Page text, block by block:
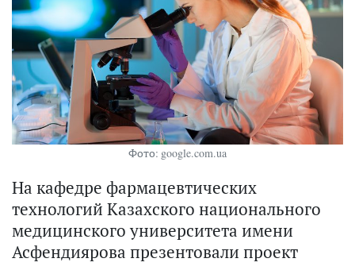
Фото: google.com.ua
На кафедре фармацевтических
технологий Казахского национального
медицинского университета имени
Асфендиярова презентовали проект